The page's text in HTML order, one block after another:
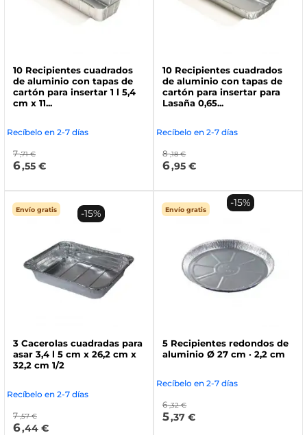
10 Recipientes cuadrados
de aluminio con tapas de
cartón para insertar 1 l 5,4
cm x 11...
Recíbelo en 2-7 días
7 ,71 €
6,55 €
10 Recipientes cuadrados
de aluminio con tapas de
cartón para insertar para
Lasaña 0,65...
Recíbelo en 2-7 días
8 ,18 €
6,95 €
Envío gratis
3 Cacerolas cuadradas para
asar 3,4 l 5 cm x 26,2 cm x
32,2 cm 1/2
Recíbelo en 2-7 días
7 ,57 €
6,44 €
-15% Envío gratis
5 Recipientes redondos de
aluminio Ø 27 cm · 2,2 cm
Recíbelo en 2-7 días
6 ,32 €
5,37 €
-15%